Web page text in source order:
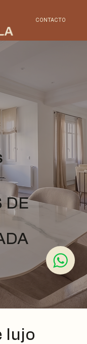
CONTACTO
DE
lujo